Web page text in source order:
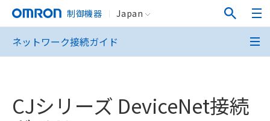
制御機器 Japan
ネットワーク接続ガイド
CJシリーズ DeviceNet接続